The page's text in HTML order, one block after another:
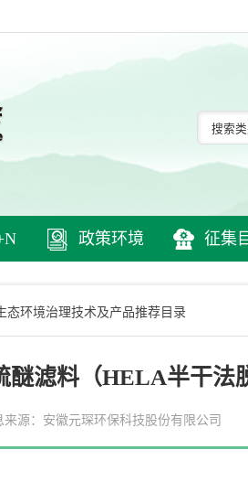
搜索类
政策环境 征集
态环境治理技术及产品推荐目录
滤料（HELA半干法
来源：安徽元琛环保科技股份有限公司